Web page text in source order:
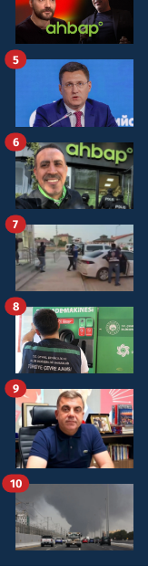
5
6
7
8
9
10